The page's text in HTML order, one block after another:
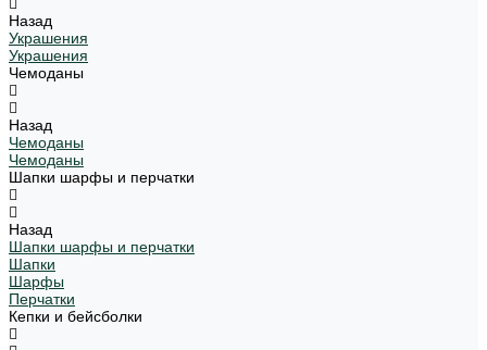
Назад
Украшения
Украшения
Чемоданы
Назад
Чемоданы
Чемоданы
Шапки шарфы и перчатки
Назад
Шапки шарфы и перчатки
Шапки
Шарфы
Перчатки
Кепки и бейсболки